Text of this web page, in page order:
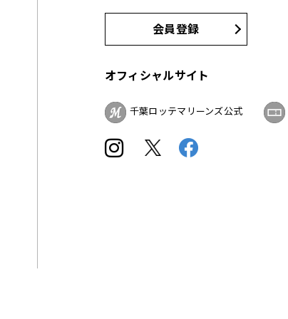
会員登録
オフィシャルサイト
千葉ロッテマリーンズ公式